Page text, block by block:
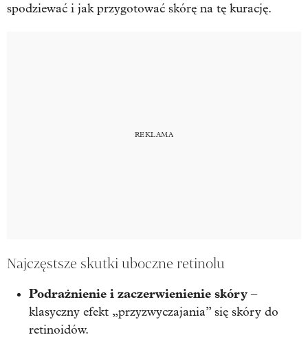
spodziewać i jak przygotować skórę na tę kurację.
Najczęstsze skutki uboczne retinolu
Podrażnienie i zaczerwienienie skóry –
klasyczny efekt „przyzwyczajania” się skóry do
retinoidów.